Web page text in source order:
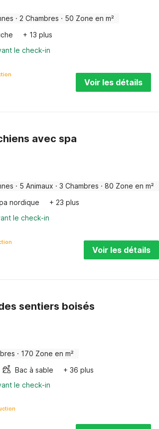
· 2 Chambres · 50 Zone en m²
+ 13 plus
le check-in
Voir les détails
avec spa
· 5 Animaux · 3 Chambres · 80 Zone en m²
nordique
+ 23 plus
le check-in
Voir les détails
sentiers boisés
· 170 Zone en m²
Bac à sable
+ 36 plus
le check-in